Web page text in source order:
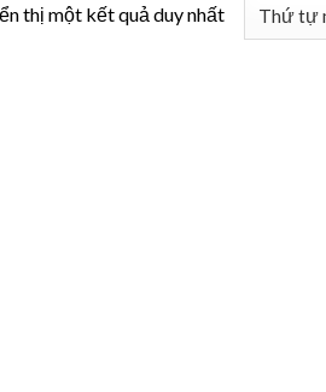
thị một kết quả duy nhất